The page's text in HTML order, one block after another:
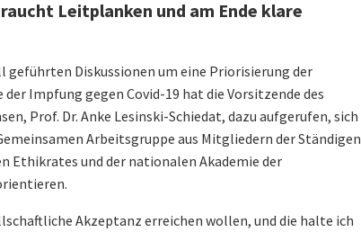
Leitplanken und am Ende klare
geführten Diskussionen um eine Priorisierung der
Impfung gegen Covid-19 hat die Vorsitzende des
Prof. Dr. Anke Lesinski-Schiedat, dazu aufgerufen, sich
Arbeitsgruppe aus Mitgliedern der Ständigen
Ethikrates und der nationalen Akademie der
Akzeptanz erreichen wollen, und die halte ich